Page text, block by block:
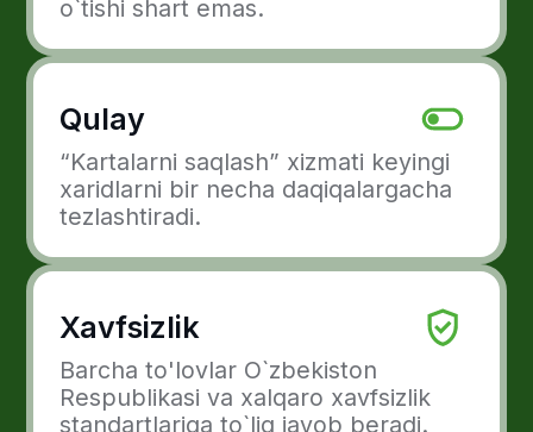
Telegramda to'lov
qanday amalga oshiriladi
Mijoz sizning Telegramm kanalingizda
kerakli mahsulot yoki xizmatlarni
tanlaydi.
Keyin esa u buyurtma beradi va
to'lov tugmachasini bosadi.
3